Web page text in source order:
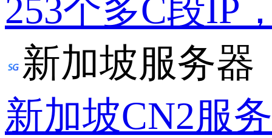
253个多C段IP
新加坡服务器
新加坡CN2服